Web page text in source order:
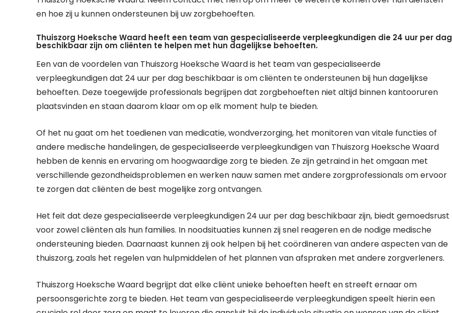
en hoe zij u kunnen ondersteunen bij uw zorgbehoeften.
Thuiszorg Hoeksche Waard heeft een team van gespecialiseerde verpleegkundigen die 24 uur per dag
beschikbaar zijn om cliënten te helpen met hun dagelijkse behoeften.
Een van de voordelen van Thuiszorg Hoeksche Waard is het team van gespecialiseerde
verpleegkundigen dat 24 uur per dag beschikbaar is om cliënten te ondersteunen bij hun dagelijkse
behoeften. Deze toegewijde professionals begrijpen dat zorgbehoeften niet altijd binnen kantooruren
plaatsvinden en staan daarom klaar om op elk moment hulp te bieden.
Of het nu gaat om het toedienen van medicatie, wondverzorging, het monitoren van vitale functies of
andere medische handelingen, de gespecialiseerde verpleegkundigen van Thuiszorg Hoeksche Waard
hebben de kennis en ervaring om hoogwaardige zorg te bieden. Ze zijn getraind in het omgaan met
verschillende gezondheidsproblemen en werken nauw samen met andere zorgprofessionals om ervoor
te zorgen dat cliënten de best mogelijke zorg ontvangen.
Het feit dat deze gespecialiseerde verpleegkundigen 24 uur per dag beschikbaar zijn, biedt gemoedsrust
voor zowel cliënten als hun families. In noodsituaties kunnen zij snel reageren en de nodige medische
ondersteuning bieden. Daarnaast kunnen zij ook helpen bij het coördineren van andere aspecten van de
thuiszorg, zoals het regelen van hulpmiddelen of het plannen van afspraken met andere zorgverleners.
Thuiszorg Hoeksche Waard begrijpt dat elke cliënt unieke behoeften heeft en streeft ernaar om
persoonsgerichte zorg te bieden. Het team van gespecialiseerde verpleegkundigen speelt hierin een